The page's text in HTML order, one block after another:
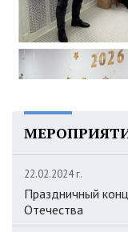
22.02.2024 г.
Праздничный
Отечества